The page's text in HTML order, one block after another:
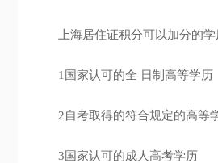
上海居住证积分可以加分的学
1国家认可的全 日制高等学历
2自考取得的符合规定的高等
3国家认可的成人高考学历